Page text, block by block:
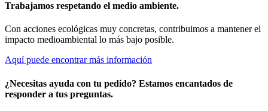
Trabajamos respetando el medio ambiente.
Con acciones ecológicas muy concretas, contribuimos a mantener el
impacto medioambiental lo más bajo posible.
Aquí puede encontrar más información
¿Necesitas ayuda con tu pedido? Estamos encantados de
responder a tus preguntas.